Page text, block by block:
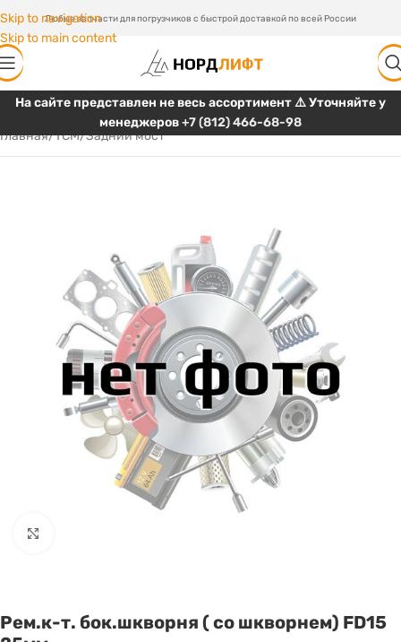
Skip to navigation
Skip to main content
Любые запчасти для погрузчиков с быстрой доставкой по всей России
На сайте представлен не весь ассортимент ⚠️ Уточняйте у
менеджеров+7 (812) 466-68-98
Главная/TCM/Задний мост
Рем.к-т. бок.шкворня ( со шкворнем) FD15